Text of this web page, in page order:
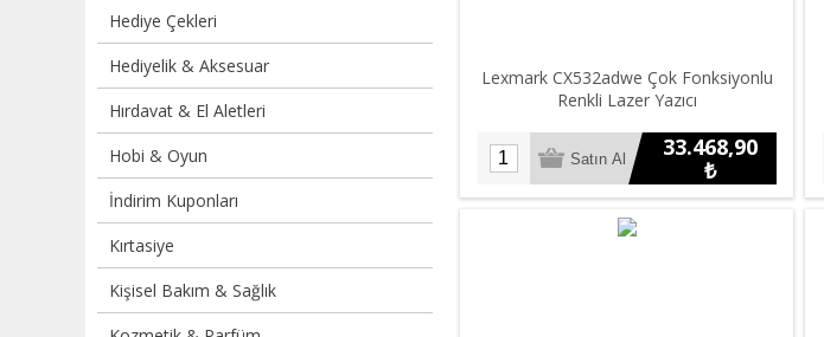
Hediye Çekleri
Hediyelik & Aksesuar
Hırdavat & El Aletleri
Hobi & Oyun
İndirim Kuponları
Kırtasiye
Kişisel Bakım & Sağlık
Lexmark CX532adwe Çok Fonksiyonlu
Renkli Lazer Yazıcı
33.468,90
₺